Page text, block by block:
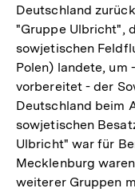
Deutschland
"Gruppe Ulbricht",
sowjetischen
Polen) landete, um
vorbereitet - der
Deutschland beim
sowjetischen
Ulbricht" war für
Mecklenburg
weiterer Gruppen